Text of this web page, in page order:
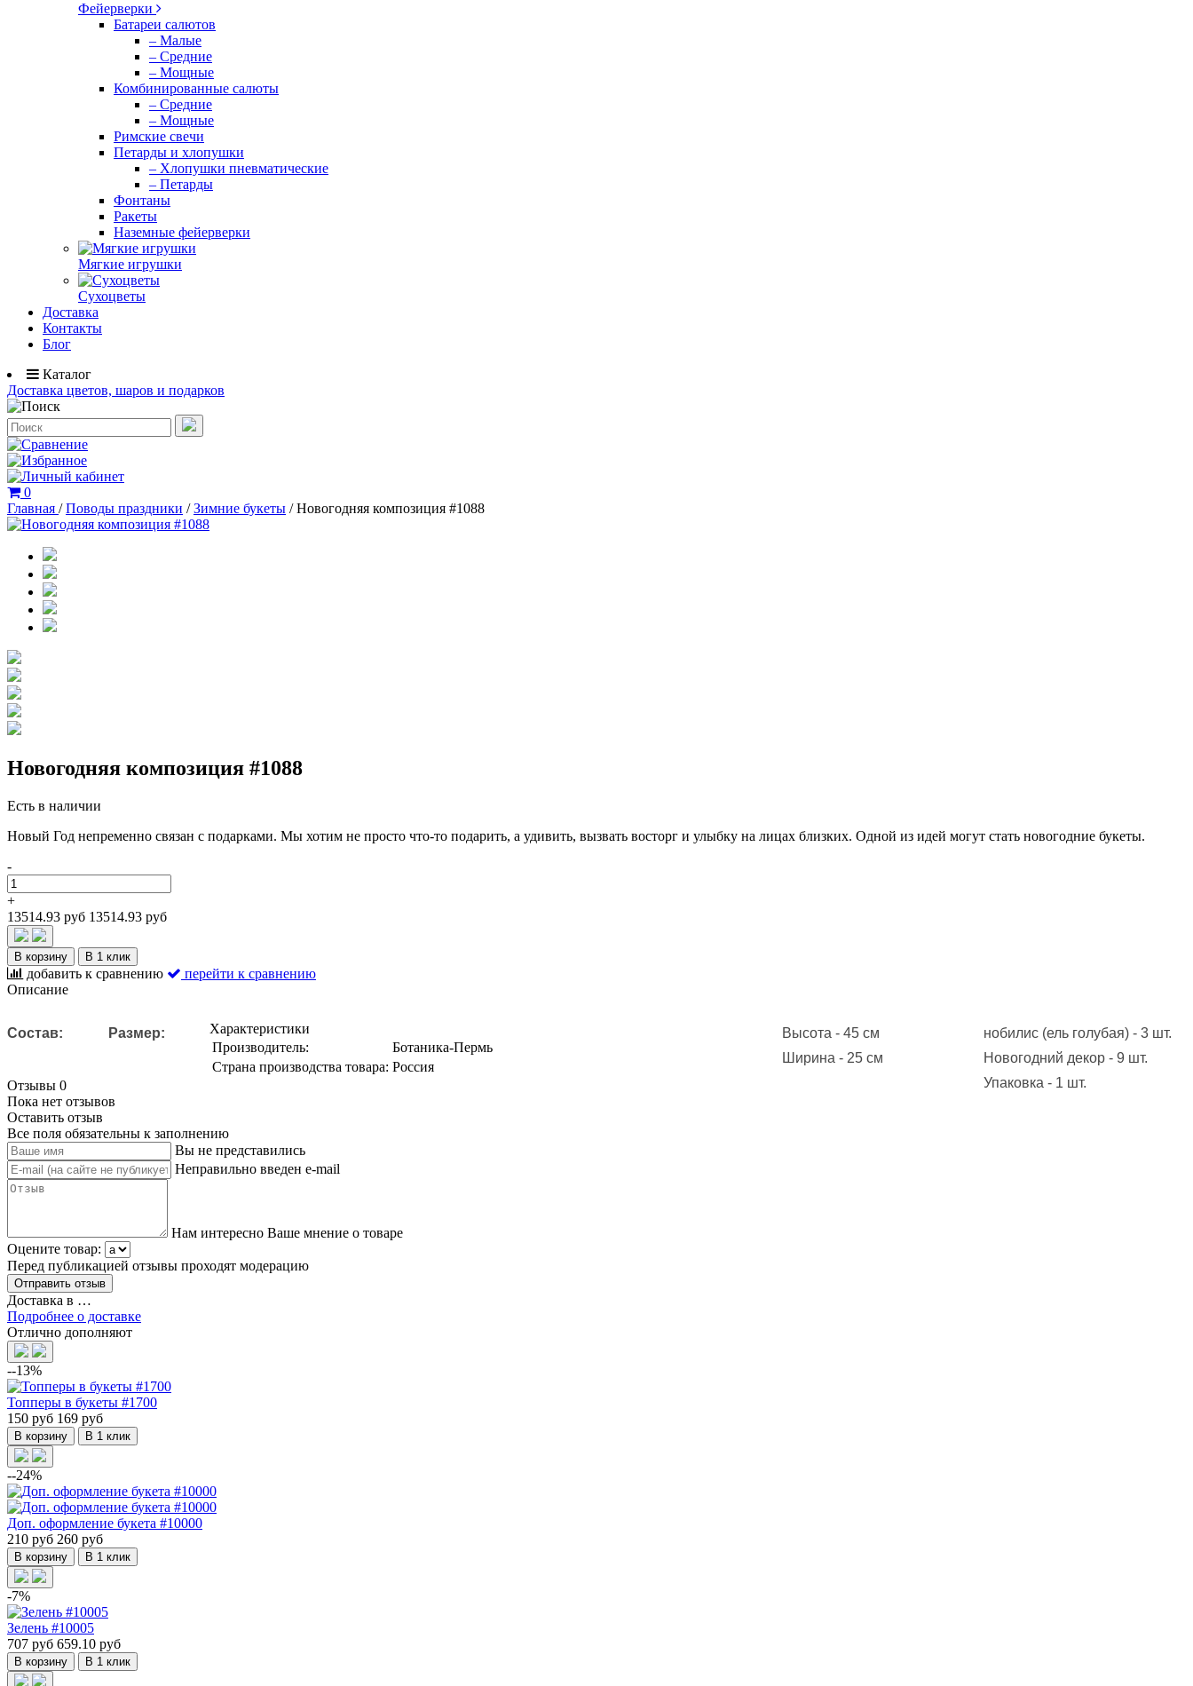
Фейерверки
Батареи салютов
– Малые
– Средние
– Мощные
Комбинированные салюты
– Средние
– Мощные
Римские свечи
Петарды и хлопушки
– Хлопушки пневматические
– Петарды
Фонтаны
Ракеты
Наземные фейерверки
Мягкие игрушки
Сухоцветы
Доставка
Контакты
Блог
Каталог
Доставка цветов, шаров и подарков
0
Главная /Поводы праздники /Зимние букеты /Новогодняя композиция #1088
Новогодняя композиция #1088
Есть в наличии
Новый Год непременно связан с подарками. Мы хотим не просто что-то подарить, а удивить, вызвать восторг и улыбку на лицах близких. Одной из идей могут стать новогодние букеты.
-
+
13514.93 руб 13514.93 руб
В корзину В 1 клик
добавить к сравнению
перейти к сравнению
Описание
Состав:
нобилис (ель голубая) - 3 шт.
Новогодний декор - 9 шт.
Упаковка - 1 шт.
Размер:
Высота - 45 см
Ширина - 25 см
Характеристики
Производитель:
Ботаника-Пермь
Страна производства товара: Россия
Отзывы 0
Пока нет отзывов
Оставить отзыв
Все поля обязательны к заполнению
Вы не представились
Неправильно введен e-mail
Нам интересно Ваше мнение о товаре
Оцените товар:
Перед публикацией отзывы проходят модерацию
Доставка в …
Подробнее о доставке
Отлично дополняют
--13%
Топперы в букеты #1700
150 руб 169 руб
В корзину В 1 клик
--24%
Доп. оформление букета #10000
210 руб 260 руб
В корзину В 1 клик
-7%
Зелень #10005
707 руб 659.10 руб
В корзину В 1 клик